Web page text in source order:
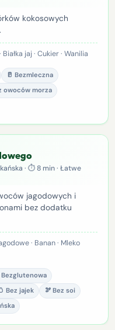
kokosowych
jaj · Cukier · Wanilia
🥛 Bezmleczna
owoców morza
· ⏱ 8 min · Łatwe
jagodowych i
bez dodatku
· Banan · Mleko
Bezglutenowa
Bez jajek
🫘 Bez soi